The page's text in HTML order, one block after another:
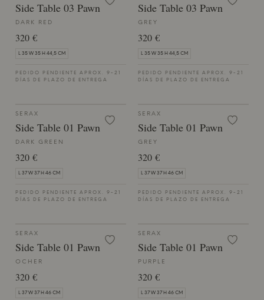
Side Table 03 Pawn
DARK RED
320 €
L 35 W 35 H 44,5 CM
PEDIDO PENDIENTE APROX. 9-21
DÍAS DE PLAZO DE ENTREGA
Side Table 03 Pawn
GREY
320 €
L 35 W 35 H 44,5 CM
PEDIDO PENDIENTE APROX. 9-21
DÍAS DE PLAZO DE ENTREGA
SERAX
Side Table 01 Pawn
DARK GREEN
320 €
L 37 W 37 H 46 CM
PEDIDO PENDIENTE APROX. 9-21
DÍAS DE PLAZO DE ENTREGA
SERAX
Side Table 01 Pawn
GREY
320 €
L 37 W 37 H 46 CM
PEDIDO PENDIENTE APROX. 9-21
DÍAS DE PLAZO DE ENTREGA
SERAX
Side Table 01 Pawn
OCHER
320 €
L 37 W 37 H 46 CM
SERAX
Side Table 01 Pawn
PURPLE
320 €
L 37 W 37 H 46 CM